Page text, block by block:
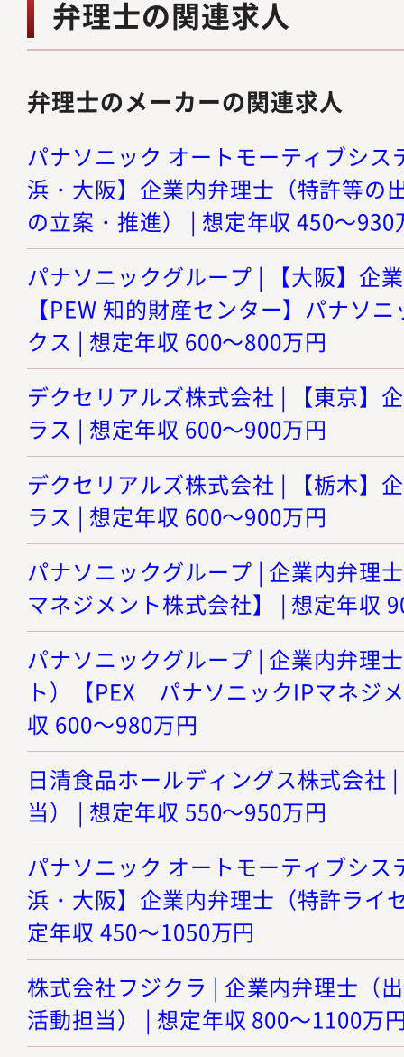
弁理士の関連求人
弁理士のメーカーの関連求人
パナソニック オートモーティブシス
浜・大阪】企業内弁理士（特許等の
の立案・推進） | 想定年収 450～930
パナソニックグループ | 【大阪】企
【PEW 知的財産センター】パナソ
クス | 想定年収 600～800万円
デクセリアルズ株式会社 | 【東京】
ラス | 想定年収 600～900万円
デクセリアルズ株式会社 | 【栃木】
ラス | 想定年収 600～900万円
パナソニックグループ | 企業内弁理
マネジメント株式会社】 | 想定年収
パナソニックグループ | 企業内弁理
ト）【PEX パナソニックIPマネジ
収 600～980万円
日清食品ホールディングス株式会社
当） | 想定年収 550～950万円
パナソニック オートモーティブシス
浜・大阪】企業内弁理士（特許ライ
定年収 450～1050万円
株式会社フジクラ | 企業内弁理士（
活動担当） | 想定年収 800～1100万